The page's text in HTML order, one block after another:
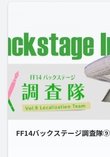
FF14バックステージ調査隊